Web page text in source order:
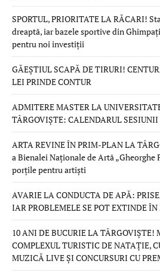
SPORTUL, PRIORITATE LA RĂCARI!
dreaptă, iar bazele sportive din
pentru noi investiții
GĂEȘTIUL SCAPĂ DE TIRURI!
LEI PRINDE CONTUR
ADMITERE MASTER LA
TÂRGOVIȘTE: CALENDARUL
ARTA REVINE ÎN PRIM-PLAN LA
a Bienalei Naționale de Artă „Gheorghe
porțile pentru artiști
AVARIE LA CONDUCTA DE APĂ:
IAR PROBLEMELE SE POT EXTINDE
10 ANI DE BUCURIE LA TÂRGOVIȘTE!
COMPLEXUL TURISTIC DE NATAȚIE,
MUZICĂ LIVE ȘI CONCURSURI CU